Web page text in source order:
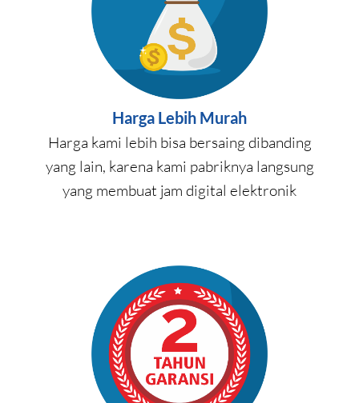
Harga Lebih Murah
Harga kami lebih bisa bersaing dibanding
yang lain, karena kami pabriknya langsung
yang membuat jam digital elektronik